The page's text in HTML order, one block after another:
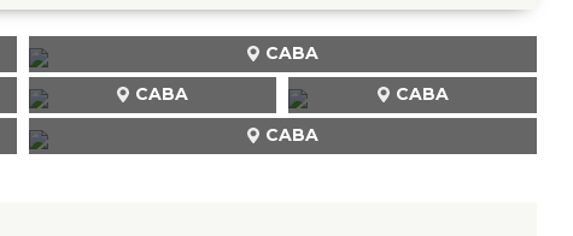
CABA
CABA
CABA
CABA